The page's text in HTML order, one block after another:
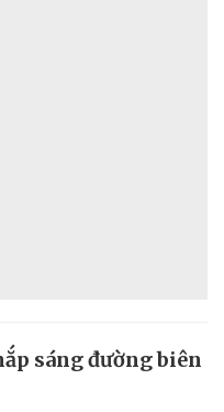
sáng đường biên